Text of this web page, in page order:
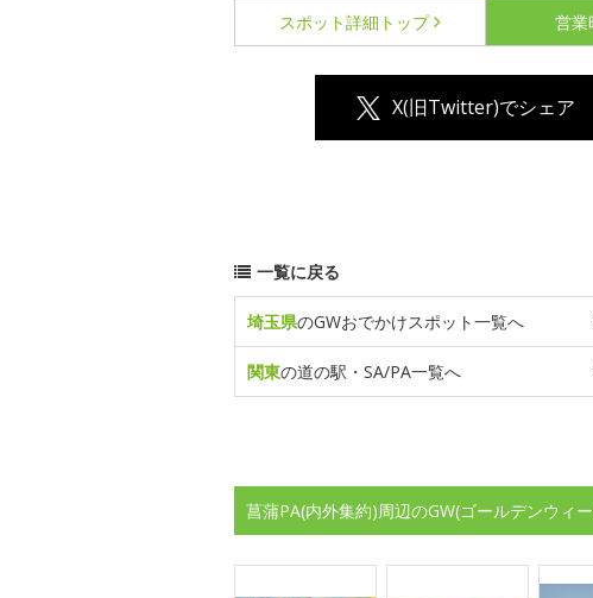
スポット詳細 トップ 営業
X(旧Twitter)でシェア
一覧に戻る
埼玉県のGWおでかけスポット一覧へ
関東の道の駅・SA/PA一覧へ
菖蒲PA(内外集約)周辺のGW(ゴールデンウィ